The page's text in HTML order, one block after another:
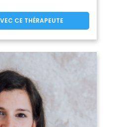
CE THÉRAPEUTE